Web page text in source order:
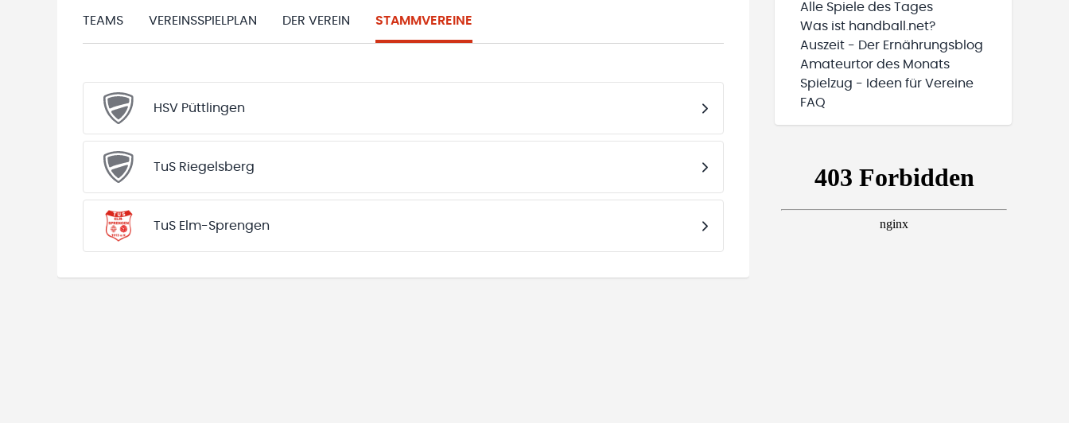
TEAMS VEREINSSPIELPLAN DER VEREIN STAMMVEREINE
HSV Püttlingen
TuS Riegelsberg
TuS Elm-Sprengen
Alle Spiele des Tages
Was ist handball.net?
Auszeit - Der Ernährungsblog
Amateurtor des Monats
Spielzug - Ideen für Vereine
FAQ